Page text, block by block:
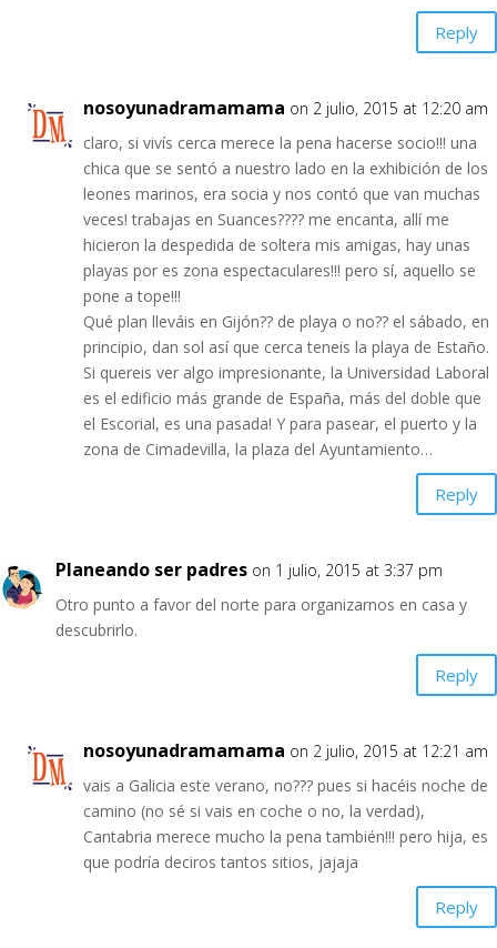
Reply
nosoyunadramamama on 2 julio, 2015 at 12:20 am
claro, si vivís cerca merece la pena hacerse socio!!! una
chica que se sentó a nuestro lado en la exhibición de los
leones marinos, era socia y nos contó que van muchas
veces! trabajas en Suances???? me encanta, allí me
hicieron la despedida de soltera mis amigas, hay unas
playas por es zona espectaculares!!! pero sí, aquello se
pone a tope!!!
Qué plan lleváis en Gijón?? de playa o no?? el sábado, en
principio, dan sol así que cerca teneis la playa de Estaño.
Si quereis ver algo impresionante, la Universidad Laboral
es el edificio más grande de España, más del doble que
el Escorial, es una pasada! Y para pasear, el puerto y la
zona de Cimadevilla, la plaza del Ayuntamiento…
Reply
Planeando ser padres on 1 julio, 2015 at 3:37 pm
Otro punto a favor del norte para organizarnos en casa y
descubrirlo.
Reply
nosoyunadramamama on 2 julio, 2015 at 12:21 am
vais a Galicia este verano, no??? pues si hacéis noche de
camino (no sé si vais en coche o no, la verdad),
Cantabria merece mucho la pena también!!! pero hija, es
que podría deciros tantos sitios, jajaja
Reply